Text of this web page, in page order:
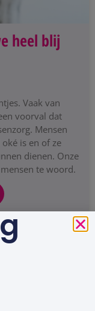
heel blij
Vaak van
voorval dat
Mensen
is en of ze
dienen. Onze
te woord.